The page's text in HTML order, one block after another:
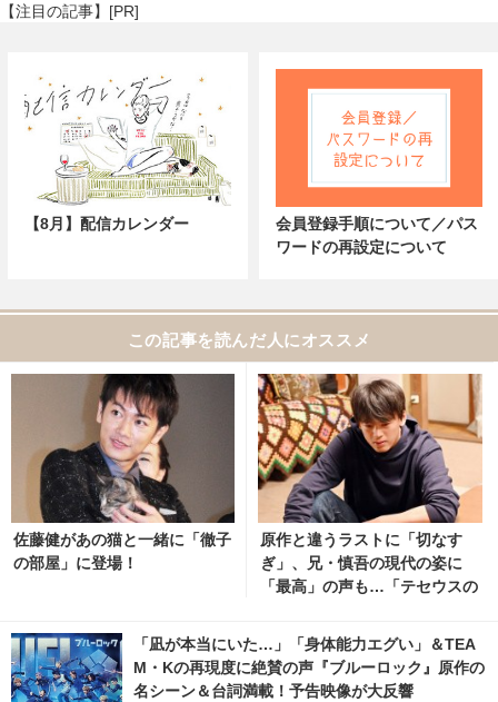
【注目の記事】[PR]
【8月】配信カレンダー
会員登録手順について／パス
ワードの再設定について
この記事を読んだ人にオススメ
佐藤健があの猫と一緒に「徹子
の部屋」に登場！
原作と違うラストに「切なす
ぎ」、兄・慎吾の現代の姿に
「最高」の声も…「テセウスの
「凪が本当にいた…」「身体能力エグい」＆TEA
M・Kの再現度に絶賛の声『ブルーロック』原作の
名シーン＆台詞満載！予告映像が大反響